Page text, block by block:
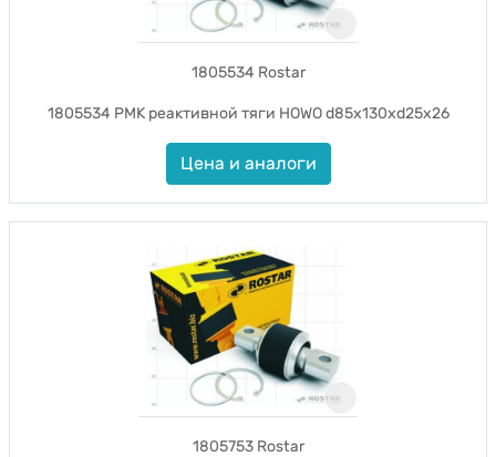
1805534 Rostar
1805534 РМК реактивной тяги HOWO d85x130xd25x26
Цена и аналоги
1805753 Rostar